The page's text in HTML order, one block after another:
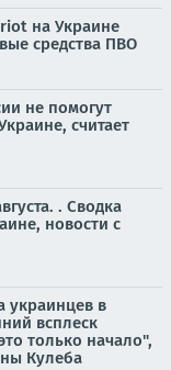
на Украине
средства ПВО
не помогут
считает
. Сводка
новости с
украинцев в
всплеск
только начало",
Кулеба